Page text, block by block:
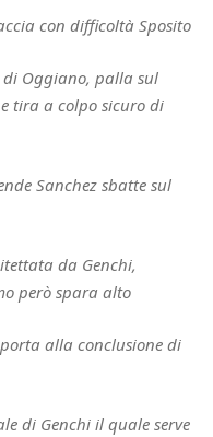
con difficoltà Sposito
di Oggiano, palla sul
tira a colpo sicuro di
Sanchez sbatte sul
da Genchi,
però spara alto
alla conclusione di
di Genchi il quale serve